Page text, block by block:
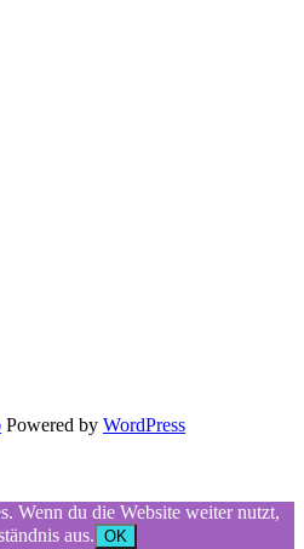
Powered by WordPress
Wenn du die Website weiter nutzt,
aus. OK